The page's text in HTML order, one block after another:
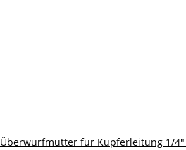
Überwurfmutter für Kupferleitung 1/